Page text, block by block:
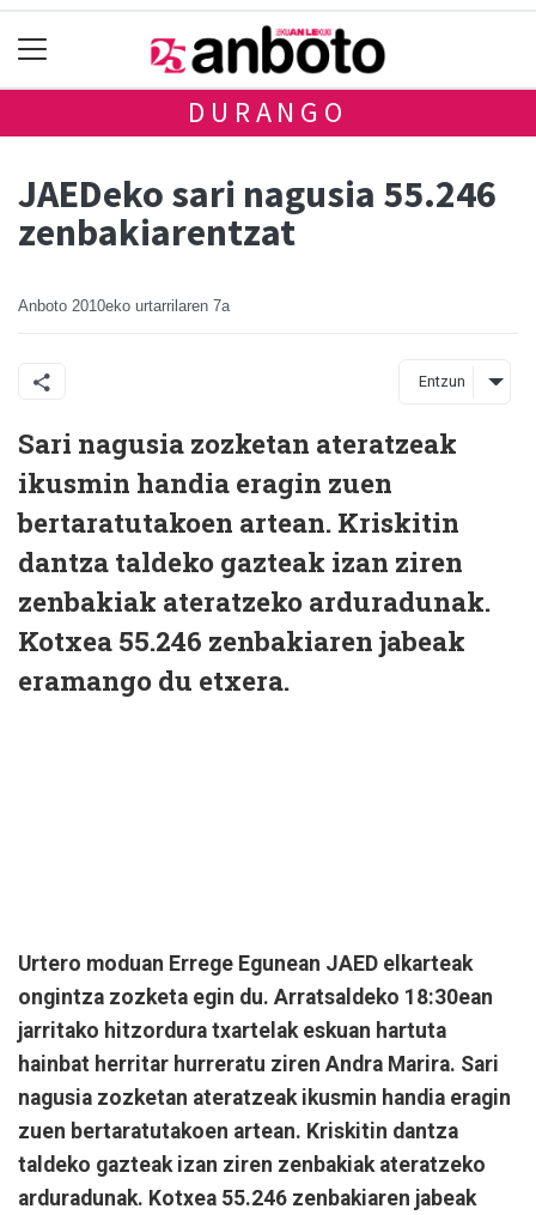
DURANGO
JAEDeko sari nagusia 55.246
zenbakiarentzat
Anboto 2010eko urtarrilaren 7a
Entzun
Sari nagusia zozketan ateratzeak
ikusmin handia eragin zuen
bertaratutakoen artean. Kriskitin
dantza taldeko gazteak izan ziren
zenbakiak ateratzeko arduradunak.
Kotxea 55.246 zenbakiaren jabeak
eramango du etxera.
Urtero moduan Errege Egunean JAED elkarteak
ongintza zozketa egin du. Arratsaldeko 18:30ean
jarritako hitzordura txartelak eskuan hartuta
hainbat herritar hurreratu ziren Andra Marira. Sari
nagusia zozketan ateratzeak ikusmin handia eragin
zuen bertaratutakoen artean. Kriskitin dantza
taldeko gazteak izan ziren zenbakiak ateratzeko
arduradunak. Kotxea 55.246 zenbakiaren jabeak